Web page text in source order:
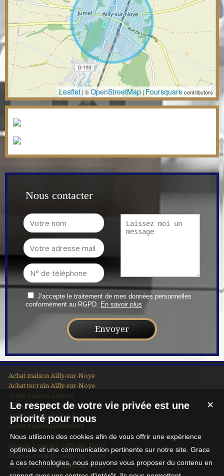
Leaflet| ©OpenStreetMap | Foursquarecontributors
Nous contacter
J'accepte le traitement de mes données personnelles
conformément au RGPD. En savoir plus
Achat maison Ailly-sur-Noye
Achat terrain Ailly-sur-Noye
Achat maison Amiens
Achat appartement Amiens
Achat maison Breteuil
Achat maison Hébécourt
Maison à vendre Ailly-sur-Noye
Maison à vendre Ailly-sur-Noye
Maison à vendre Ailly-sur-Noye
✕
Le respect de votre vie privée est une
priorité pour nous
Nous utilisons des cookies afin de vous offrir une expérience
optimale et une communication pertinente sur notre site. Grace
à ces technologies, nous pouvons vous proposer du contenu en